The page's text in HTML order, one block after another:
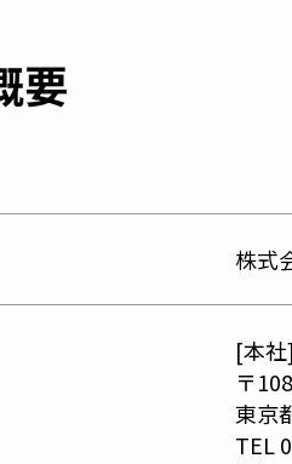
要
株式
[本社]
〒
東京
TEL